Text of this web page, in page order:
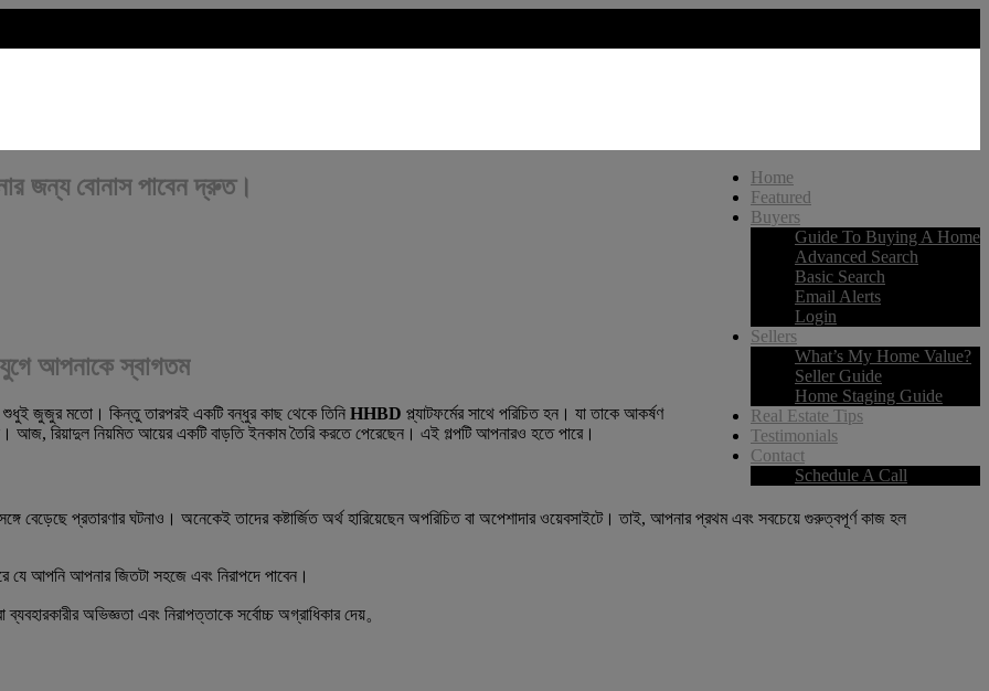
Home
Featured
Buyers
Guide To Buying A Home
Advanced Search
Basic Search
Email Alerts
Login
Sellers
What’s My Home Value?
Seller Guide
Home Staging Guide
Real Estate Tips
Testimonials
Contact
Schedule A Call
জন্য বোনাস পাবেন দ্রুত।
আপনাকে স্বাগতম
শুধুই জুজুর মতো। কিন্তু তারপরই একটি বন্ধুর কাছ থেকে তিনি HHBD প্ল্যাটফর্মের সাথে পরিচিত হন। যা তাকে আকর্ষণ
আজ, রিয়াদুল নিয়মিত আয়ের একটি বাড়তি ইনকাম তৈরি করতে পেরেছেন। এই গল্পটি আপনারও হতে পারে।
বেড়েছে প্রতারণার ঘটনাও। অনেকেই তাদের কষ্টার্জিত অর্থ হারিয়েছেন অপরিচিত বা অপেশাদার ওয়েবসাইটে। তাই, আপনার প্রথম এবং সবচেয়ে গুরুত্বপূর্ণ কাজ হল
যে আপনি আপনার জিতটা সহজে এবং নিরাপদে পাবেন।
অভিজ্ঞতা এবং নিরাপত্তাকে সর্বোচ্চ অগ্রাধিকার দেয়。